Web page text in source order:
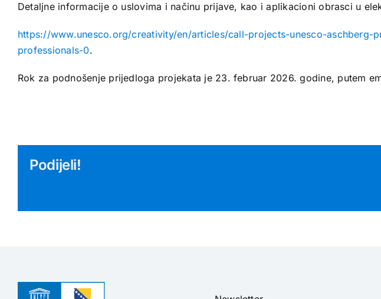
Detaljne informacije o uslovima i načinu prijave, kao i aplikacioni obrasci u
https://www.unesco.org/creativity/en/articles/call-projects-unesco-aschberg-
professionals-0.
Rok za podnošenje prijedloga projekata je 23. februar 2026. godine, putem
Podijeli!